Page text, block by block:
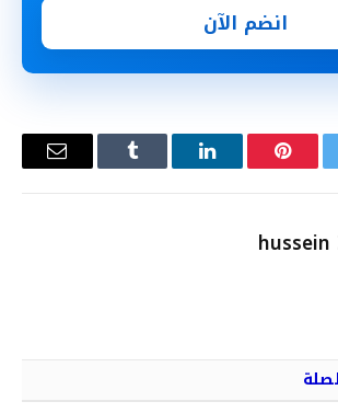
انضم الآن
بينتيريستلينكدإن Tumblr
البريد
hussein